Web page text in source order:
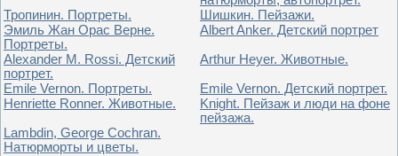
Тропинин. Портреты.
Шишкин. Пейзажи.
Эмиль Жан Орас Верне.
Портреты.
Albert Anker. Детский портрет
Alexander M. Rossi. Детский
портрет.
Arthur Heyer. Животные.
Emile Vernon. Портреты.
Emile Vernon. Детский портрет.
Henriette Ronner. Животные.
Knight. Пейзаж и люди на фоне
пейзажа.
Lambdin, George Cochran.
Натюрморты и цветы.